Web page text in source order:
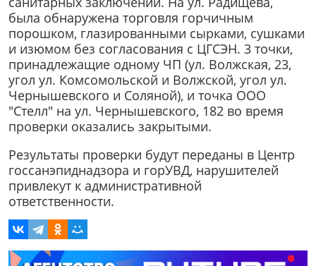
была обнаружена торговля горчичным
порошком, глазированными сырками, сушками
и изюмом без согласования с ЦГСЭН. 3 точки,
принадлежащие одному ЧП (ул. Волжская, 23,
угол ул. Комсомольской и Волжской, угол ул.
Чернышевского и Соляной), и точка ООО
"Стелл" на ул. Чернышевского, 182 во время
проверки оказались закрытыми.
Результаты проверки будут переданы в Центр
госсанэпиднадзора и горУВД, нарушителей
привлекут к административной
ответственности.